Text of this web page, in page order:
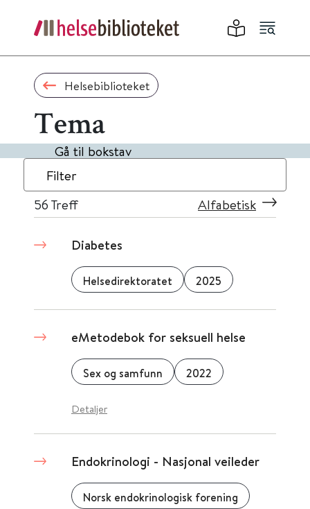
Helsebiblioteket
Tema
Gå til bokstav
Filter
56 Treff Alfabetisk
Diabetes
Helsedirektoratet 2025
eMetodebok for seksuell helse
Sex og samfunn 2022
Detaljer
Endokrinologi - Nasjonal veileder
Norsk endokrinologisk forening